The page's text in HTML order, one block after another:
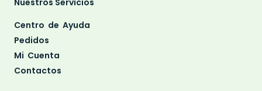
Centro de Ayuda
Pedidos
Mi Cuenta
Contactos